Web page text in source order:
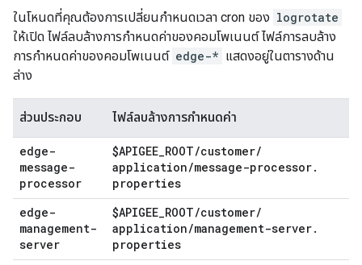
ในโหนดที่คุณต้องการเปลี่ยนกำหนดเวลา cron ของ logrotate
ให้เปิด ไฟล์ลบล้างการกำหนดค่าของคอมโพเนนต์ ไฟล์การลบล้าง
การกำหนดค่าของคอมโพเนนต์ edge-* แสดงอยู่ในตารางด้าน
ล่าง
ส่วนประกอบ ไฟล์ลบล้างการกำหนดค่า
edge-
message-
processor
$APIGEE_ROOT/customer/
application/message-processor.
properties
edge-
management-
server
$APIGEE_ROOT/customer/
application/management-server.
properties